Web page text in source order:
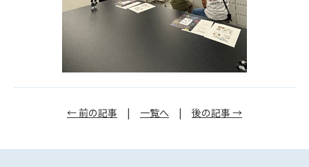
← 前の記事 | 一覧へ | 後の記事 →